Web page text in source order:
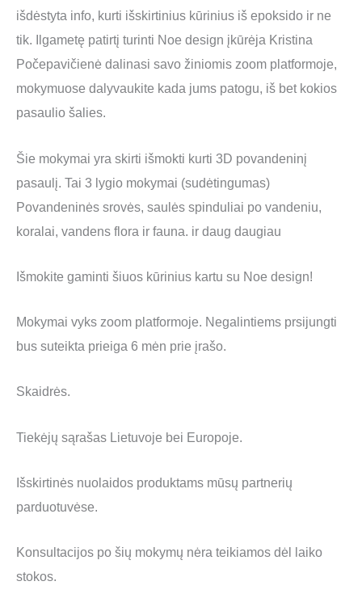
išdėstyta info, kurti išskirtinius kūrinius iš epoksido ir ne
tik. Ilgametę patirtį turinti Noe design įkūrėja Kristina
Počepavičienė dalinasi savo žiniomis zoom platformoje,
mokymuose dalyvaukite kada jums patogu, iš bet kokios
pasaulio šalies.
Šie mokymai yra skirti išmokti kurti 3D povandeninį
pasaulį. Tai 3 lygio mokymai (sudėtingumas)
Povandeninės srovės, saulės spinduliai po vandeniu,
koralai, vandens flora ir fauna. ir daug daugiau
Išmokite gaminti šiuos kūrinius kartu su Noe design!
Mokymai vyks zoom platformoje. Negalintiems prsijungti
bus suteikta prieiga 6 mėn prie įrašo.
Skaidrės.
Tiekėjų sąrašas Lietuvoje bei Europoje.
Išskirtinės nuolaidos produktams mūsų partnerių
parduotuvėse.
Konsultacijos po šių mokymų nėra teikiamos dėl laiko
stokos.